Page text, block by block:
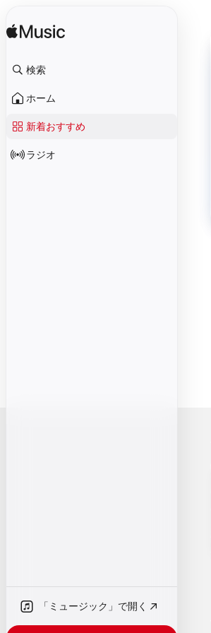
検索
ホーム
新着おすすめ
ラジオ
「ミュージック」で開く